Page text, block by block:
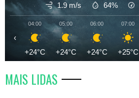
1.9 m/s 64%
04:00
+24°C
05:00
+24°C
06:00
+24°C
07:00
+25°C
‹
MAIS LIDAS